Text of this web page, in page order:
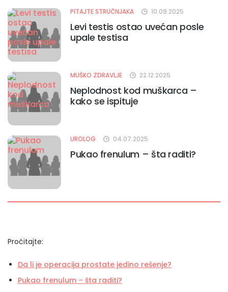
PITAJTE STRUČNJAKA 10.09.2025
Levi testis ostao uvećan posle
upale testisa
MUŠKO ZDRAVLJE 22.12.2025
Neplodnost kod muškarca –
kako se ispituje
UROLOG 04.07.2025
Pukao frenulum – šta raditi?
Pročitajte:
Da li je operacija prostate jedino rešenje?
Pukao frenulum – šta raditi?